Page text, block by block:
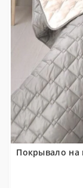
Покрывало на